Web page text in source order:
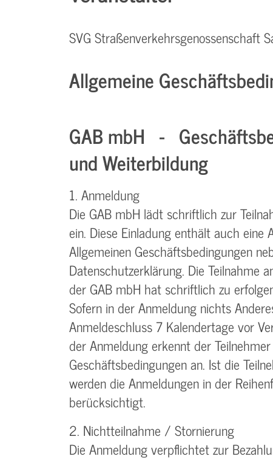
SVG Straßenverkehrsgenossenschaft
Allgemeine
GAB mbH -
und Weiterbildung
1. Anmeldung
Die GAB mbH lädt schriftlich zur
ein. Diese Einladung enthält auch eine
Allgemeinen Geschäftsbedingungen
Datenschutzerklärung. Die Teilnahme
der GAB mbH hat schriftlich zu
Sofern in der Anmeldung nichts
Anmeldeschluss 7 Kalendertage vor
der Anmeldung erkennt der
Geschäftsbedingungen an. Ist die
werden die Anmeldungen in der
berücksichtigt.
2. Nichtteilnahme / Stornierung
Die Anmeldung verpflichtet zur